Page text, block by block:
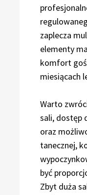
zaplecza
elementy
komfort
miesiącach
Warto
sali, dostęp
oraz
tanecznej,
być
Zbyt duża